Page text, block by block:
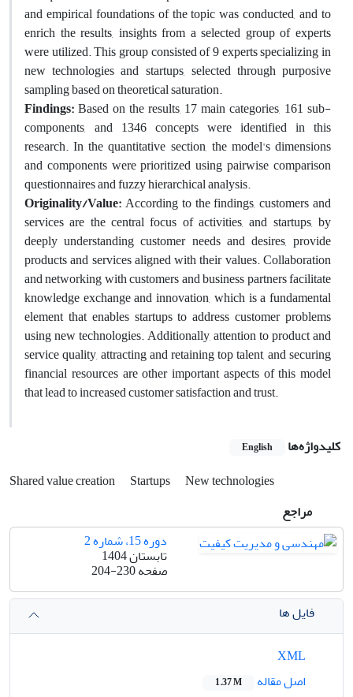
and empirical foundations of the topic was conducted, and to
enrich the results, insights from a selected group of experts
were utilized. This group consisted of 9 experts specializing in
new technologies and startups, selected through purposive
sampling based on theoretical saturation.
Findings:Based on the results, 17 main categories, 161 sub-
components, and 1346 concepts were identified in this
research. In the quantitative section, the model's dimensions
and components were prioritized using pairwise comparison
questionnaires and fuzzy hierarchical analysis.
Originality/Value:According to the findings, customers and
services are the central focus of activities, and startups, by
deeply understanding customer needs and desires, provide
products and services aligned with their values. Collaboration
and networking with customers and business partners facilitate
knowledge exchange and innovation, which is a fundamental
element that enables startups to address customer problems
using new technologies. Additionally, attention to product and
service quality, attracting and retaining top talent, and securing
financial resources are other important aspects of this model
that lead to increased customer satisfaction and trust.
کلیدواژه‌ها English
Shared value creation Startups
New technologies
مراجع
دوره 15، شماره 2
تابستان 1404
صفحه204-230
فایل ها
اصل مقاله
1.37 M